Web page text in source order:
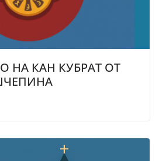
НА КАН КУБРАТ ОТ